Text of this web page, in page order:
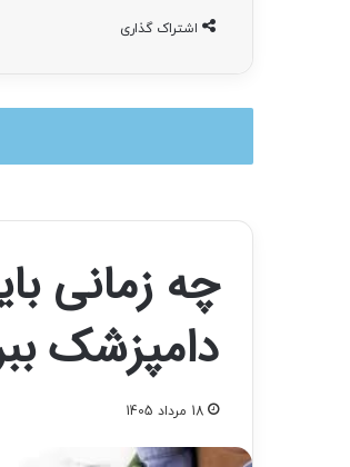
اشتراک گذاری